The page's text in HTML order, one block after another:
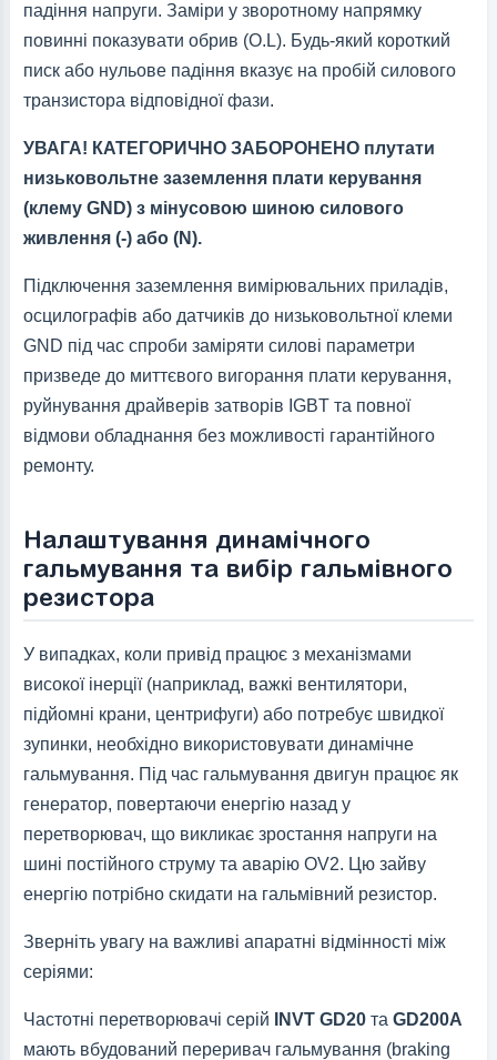
падіння напруги. Заміри у зворотному напрямку
повинні показувати обрив (O.L). Будь-який короткий
писк або нульове падіння вказує на пробій силового
транзистора відповідної фази.
УВАГА! КАТЕГОРИЧНО ЗАБОРОНЕНО плутати
низьковольтне заземлення плати керування
(клему GND) з мінусовою шиною силового
живлення (-) або (N).
Підключення заземлення вимірювальних приладів,
осцилографів або датчиків до низьковольтної клеми
GND під час спроби заміряти силові параметри
призведе до миттєвого вигорання плати керування,
руйнування драйверів затворів IGBT та повної
відмови обладнання без можливості гарантійного
ремонту.
Налаштування динамічного
гальмування та вибір гальмівного
резистора
У випадках, коли привід працює з механізмами
високої інерції (наприклад, важкі вентилятори,
підйомні крани, центрифуги) або потребує швидкої
зупинки, необхідно використовувати динамічне
гальмування. Під час гальмування двигун працює як
генератор, повертаючи енергію назад у
перетворювач, що викликає зростання напруги на
шині постійного струму та аварію OV2. Цю зайву
енергію потрібно скидати на гальмівний резистор.
Зверніть увагу на важливі апаратні відмінності між
серіями:
Частотні перетворювачі серій INVT GD20та GD200A
мають вбудований переривач гальмування (braking